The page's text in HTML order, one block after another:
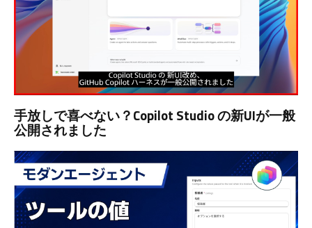
手放しで喜べない？Copilot Studio の新UIが一般
公開されました